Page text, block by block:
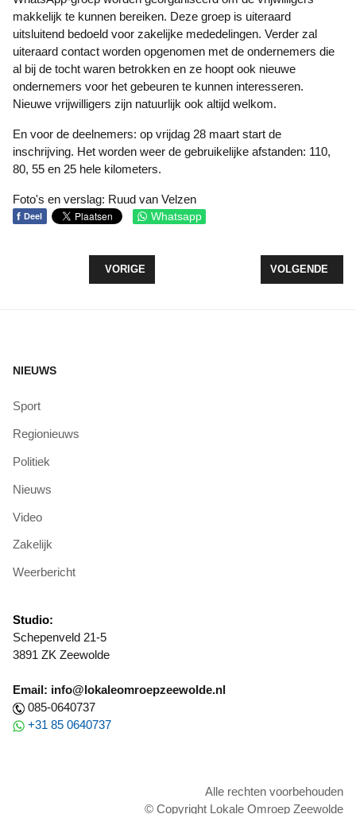
makkelijk te kunnen bereiken. Deze groep is uiteraard
uitsluitend bedoeld voor zakelijke mededelingen. Verder zal
uiteraard contact worden opgenomen met de ondernemers die
al bij de tocht waren betrokken en ze hoopt ook nieuwe
ondernemers voor het gebeuren te kunnen interesseren.
Nieuwe vrijwilligers zijn natuurlijk ook altijd welkom.
En voor de deelnemers: op vrijdag 28 maart start de
inschrijving. Het worden weer de gebruikelijke afstanden: 110,
80, 55 en 25 hele kilometers.
Foto's en verslag: Ruud van Velzen
f Deel Whatsapp
VORIG ARTIKEL: MAANDELIJKSE
VORIGE VOLGENDE
VOLGENDE
NIEUWS
Sport
Regionieuws
Politiek
Nieuws
Video
Zakelijk
Weerbericht
Studio:
Schepenveld 21-5
3891 ZK Zeewolde
Email: info@lokaleomroepzeewolde.nl
085-0640737
+31 85 0640737
Alle rechten voorbehouden
© Copyright Lokale Omroep Zeewolde